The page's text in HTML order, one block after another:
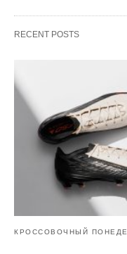
RECENT POSTS
КРОССОВОЧНЫЙ